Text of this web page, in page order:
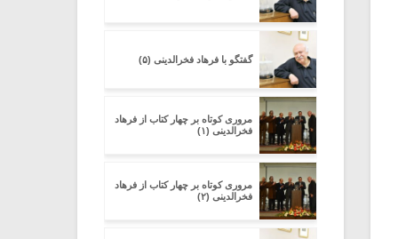
گفتگو با فرهاد فخرالدینی (۵)
مروری کوتاه بر چهار کتاب از فرهاد
فخرالدینی (۱)
مروری کوتاه بر چهار کتاب از فرهاد
فخرالدینی (۲)